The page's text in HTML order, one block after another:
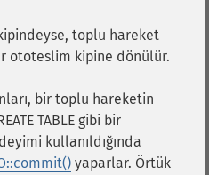
toplu hareket
ototeslim kipine dönülür.
bir toplu hareketin
TABLE gibi bir
kullanıldığında
yaparlar. Örtük